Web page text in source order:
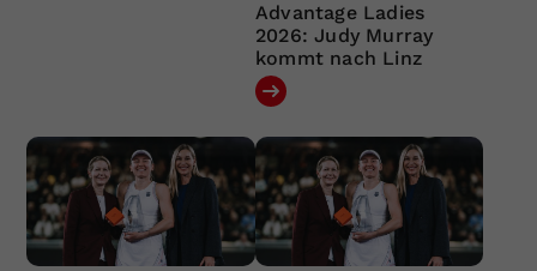
Advantage Ladies
2026: Judy Murray
kommt nach Linz